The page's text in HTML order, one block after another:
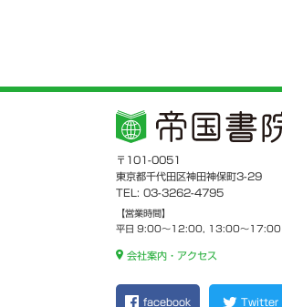
〒101-0051
東京都千代田区神田神保町3-29
TEL: 03-3262-4795
【営業時間】
平日 9:00～12:00, 13:00～17:00
会社案内・アクセス
facebook Twitter